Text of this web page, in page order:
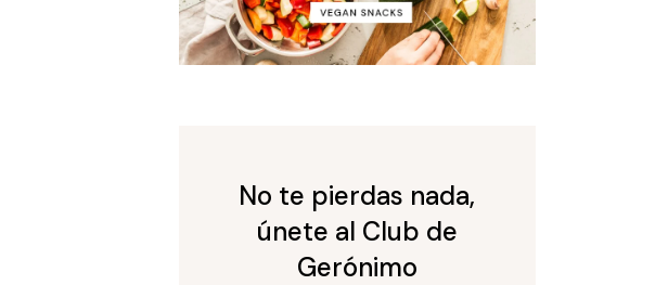
No te pierdas nada,
únete al Club de
Gerónimo